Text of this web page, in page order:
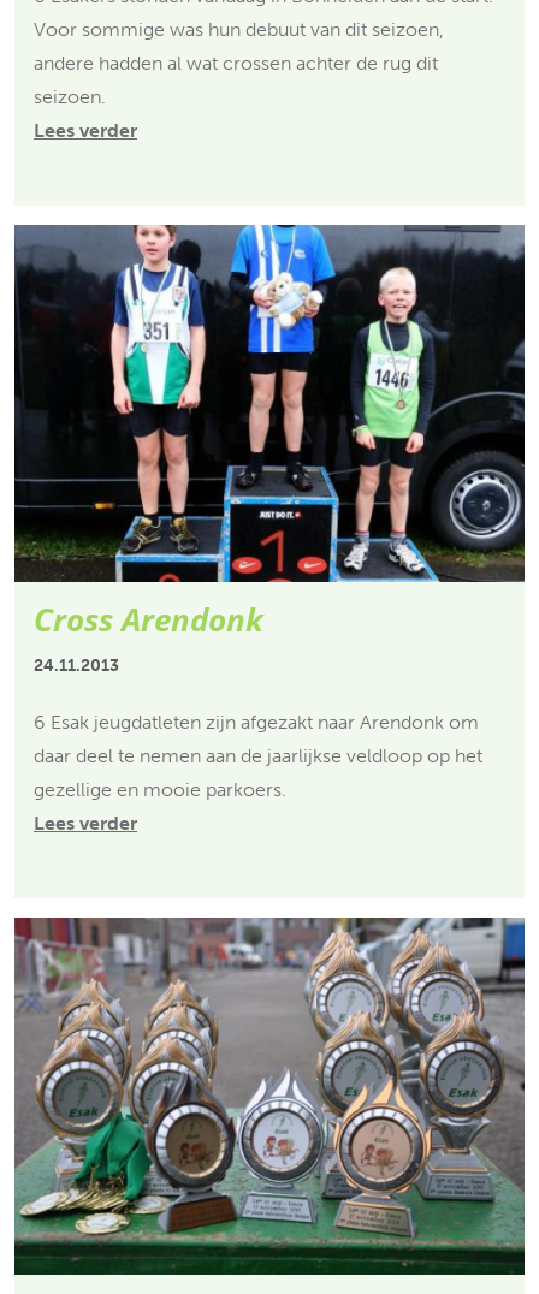
Voor sommige was hun debuut van dit seizoen,
andere hadden al wat crossen achter de rug dit
seizoen.
Lees verder
Cross Arendonk
24.11.2013
6 Esak jeugdatleten zijn afgezakt naar Arendonk om
daar deel te nemen aan de jaarlijkse veldloop op het
gezellige en mooie parkoers.
Lees verder